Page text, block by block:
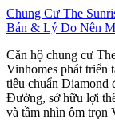
Chung Cư The
Bán & Lý Do Nên
Căn hộ chung cư
Vinhomes phát triển
tiêu chuẩn Diamond
Đường, sở hữu lợi
và tầm nhìn ôm trọn